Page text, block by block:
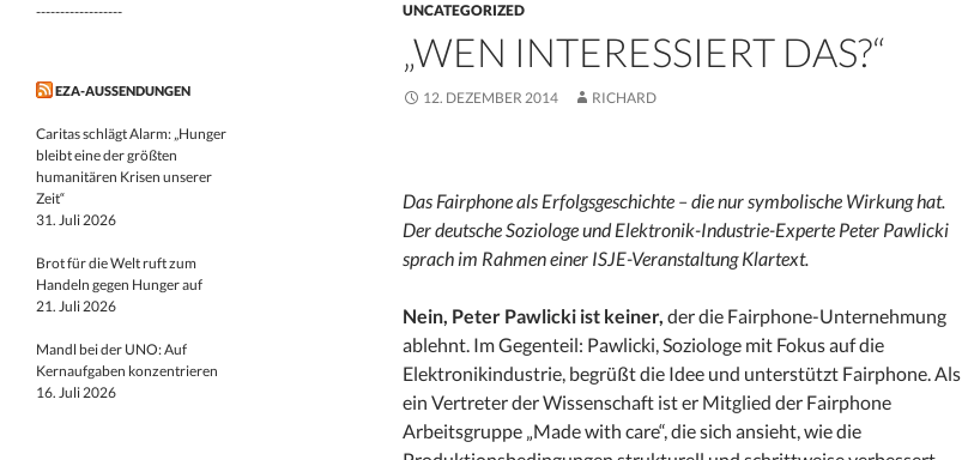
UNCATEGORIZED
„WEN INTERESSIERT DAS?“
12. DEZEMBER 2014 RICHARD
Das Fairphone als Erfolgsgeschichte – die nur symbolische Wirkung hat.
Der deutsche Soziologe und Elektronik-Industrie-Experte Peter Pawlicki
sprach im Rahmen einer ISJE-Veranstaltung Klartext.
Nein, Peter Pawlicki ist keiner, der die Fairphone-Unternehmung
ablehnt. Im Gegenteil: Pawlicki, Soziologe mit Fokus auf die
Elektronikindustrie, begrüßt die Idee und unterstützt Fairphone. Als
ein Vertreter der Wissenschaft ist er Mitglied der Fairphone
Arbeitsgruppe „Made with care“, die sich ansieht, wie die
------------------
EZA-AUSSENDUNGEN
Caritas schlägt Alarm: „Hunger
bleibt eine der größten
humanitären Krisen unserer
Zeit“
31. Juli 2026
Brot für die Welt ruft zum
Handeln gegen Hunger auf
21. Juli 2026
Mandl bei der UNO: Auf
Kernaufgaben konzentrieren
16. Juli 2026